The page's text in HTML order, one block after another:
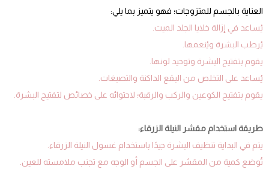
العناية بالجسم للمتزوجات؛ فهو يتميز بما يلي:
يُساعد في إزالة خلايا الجلد الميت.
يُرطب البشرة ويُنعمها.
يقوم بتفتيح البشرة وتوحيد لونها.
يُساعد على التخلص من البقع الداكنة والتصبغات.
يقوم بتفتيح الكوعين والركب والرقبة؛ لاحتوائه على خصائص لتفتيح البشرة.
طريقة استخدام مقشر النيلة الزرقاء:
يتم في البداية تنظيف البشرة جيدًا باستخدام غسول النيلة الزرقاء.
تُوضع كمية من المقشر على الجسم أو الوجه مع تجنب ملامسته للعين.